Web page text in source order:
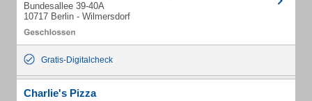
Bundesallee 39-40A
10717 Berlin - Wilmersdorf
Gratis-Digitalcheck
Charlie's Pizza